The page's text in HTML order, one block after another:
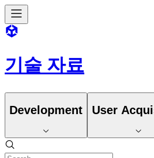
기술 자료
Development User